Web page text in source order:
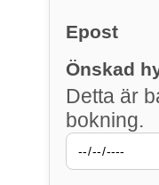
Epost
Önskad
Detta är
bokning.